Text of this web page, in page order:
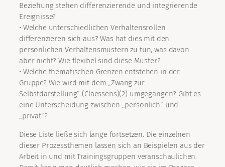
Beziehung stehen differenzierende und integrierende
Ereignisse?
• Welche unterschiedlichen Verhaltensrollen
differenzieren sich aus? Was hat dies mit den
persönlichen Verhaltensmustern zu tun, was davon
aber nicht? Wie flexibel sind diese Muster?
• Welche thematischen Grenzen entstehen in der
Gruppe? Wie wird mit dem „Zwang zur
Selbstdarstellung“ (Claessens)(2) umgegangen? Gibt es
eine Unterscheidung zwischen „persönlich“ und
„privat“?
Diese Liste ließe sich lange fortsetzen. Die einzelnen
dieser Prozessthemen lassen sich an Beispielen aus der
Arbeit in und mit Trainingsgruppen veranschaulichen.